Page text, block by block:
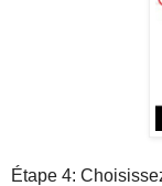
Étape 4: